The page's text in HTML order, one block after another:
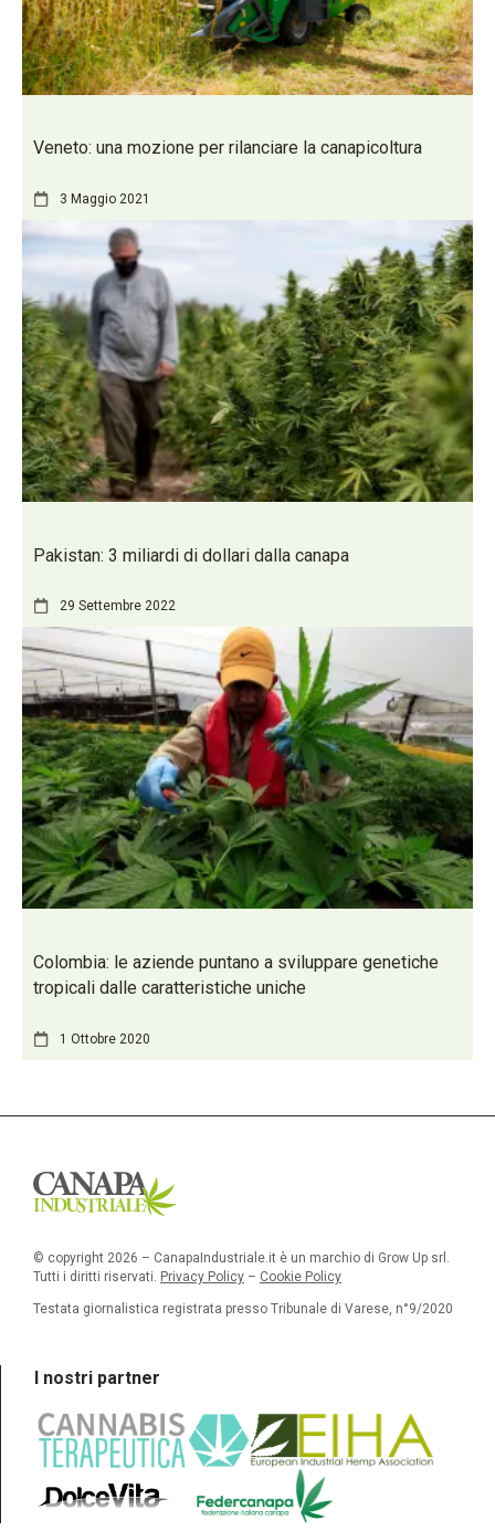
Veneto: una mozione per rilanciare la canapicoltura
3 Maggio 2021
Pakistan: 3 miliardi di dollari dalla canapa
29 Settembre 2022
Colombia: le aziende puntano a sviluppare genetiche
tropicali dalle caratteristiche uniche
1 Ottobre 2020
© copyright 2026 – CanapaIndustriale.it è un marchio di Grow Up srl.
Tutti i diritti riservati. Privacy Policy – Cookie Policy
Testata giornalistica registrata presso Tribunale di Varese, n°9/2020
I nostri partner